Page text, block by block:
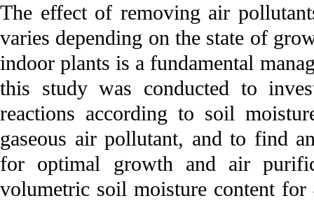
The effect of removing air
varies depending on the state of
indoor plants is a fundamental
this study was conducted to
reactions according to soil
gaseous air pollutant, and to find
for optimal growth and air
volumetric soil moisture content